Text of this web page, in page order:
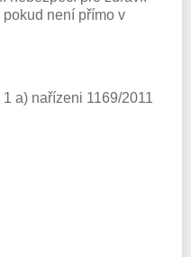
není přímo v
a) nařízeni 1169/2011